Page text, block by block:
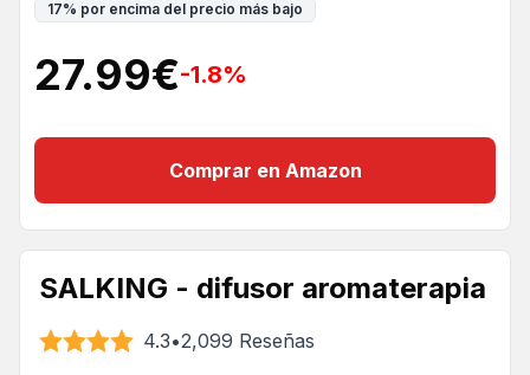
17% por encima del precio más bajo
27.99€-1.8%
Comprar en Amazon
SALKING - difusor aromaterapia
4.3•2,099 Reseñas